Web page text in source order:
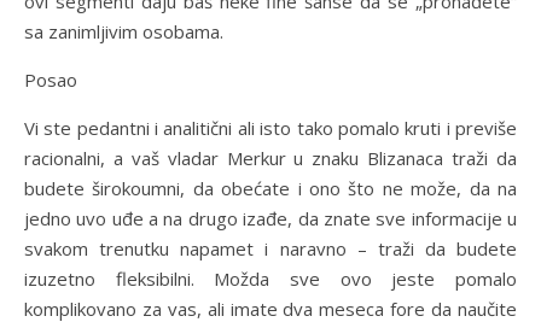
sa zanimljivim osobama.
Posao
Vi ste pedantni i analitični ali isto tako pomalo kruti i previše
racionalni, a vaš vladar Merkur u znaku Blizanaca traži da
budete širokoumni, da obećate i ono što ne može, da na
jedno uvo uđe a na drugo izađe, da znate sve informacije u
svakom trenutku napamet i naravno – traži da budete
izuzetno fleksibilni. Možda sve ovo jeste pomalo
komplikovano za vas, ali imate dva meseca fore da naučite